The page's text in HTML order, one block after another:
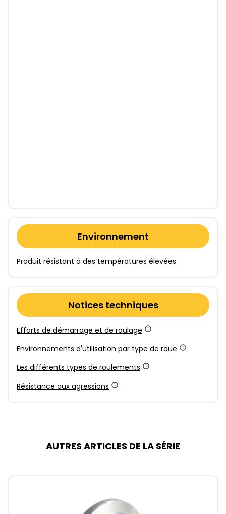
Environnement
Produit résistant à des températures élevées
Notices techniques
Efforts de démarrage et de roulage
Environnements d'utilisation par type de roue
Les différents types de roulements
Résistance aux agressions
AUTRES ARTICLES DE LA SÉRIE